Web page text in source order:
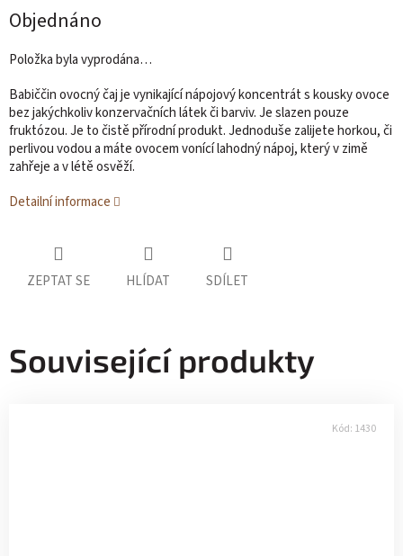
Objednáno
Položka byla vyprodána…
Babiččin ovocný čaj je vynikající nápojový koncentrát s kousky ovoce
bez jakýchkoliv konzervačních látek či barviv. Je slazen pouze
fruktózou. Je to čistě přírodní produkt. Jednoduše zalijete horkou, či
perlivou vodou a máte ovocem vonící lahodný nápoj, který v zimě
zahřeje a v létě osvěží.
Detailní informace
ZEPTAT SE HLÍDAT SDÍLET
Související produkty
Kód: 1430